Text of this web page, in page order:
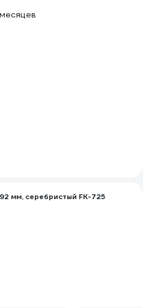
мм, серебристый FK-725